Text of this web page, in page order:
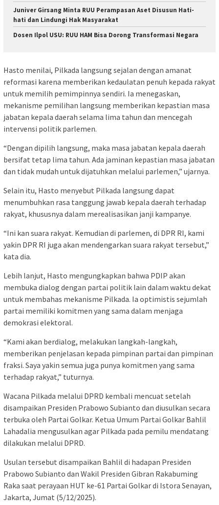
Juniver Girsang Minta RUU Perampasan Aset Disusun Hati-
hati dan Lindungi Hak Masyarakat
Dosen Ilpol USU: RUU HAM Bisa Dorong Transformasi Negara
Hasto menilai, Pilkada langsung sejalan dengan amanat
reformasi karena memberikan kedaulatan penuh kepada rakyat
untuk memilih pemimpinnya sendiri. Ia menegaskan,
mekanisme pemilihan langsung memberikan kepastian masa
jabatan kepala daerah selama lima tahun dan mencegah
intervensi politik parlemen.
“Dengan dipilih langsung, maka masa jabatan kepala daerah
bersifat tetap lima tahun. Ada jaminan kepastian masa jabatan
dan tidak mudah untuk dijatuhkan melalui parlemen,” ujarnya.
Selain itu, Hasto menyebut Pilkada langsung dapat
menumbuhkan rasa tanggung jawab kepala daerah terhadap
rakyat, khususnya dalam merealisasikan janji kampanye.
“Ini kan suara rakyat. Kemudian di parlemen, di DPR RI, kami
yakin DPR RI juga akan mendengarkan suara rakyat tersebut,”
kata dia.
Lebih lanjut, Hasto mengungkapkan bahwa PDIP akan
membuka dialog dengan partai politik lain dalam waktu dekat
untuk membahas mekanisme Pilkada. Ia optimistis sejumlah
partai memiliki komitmen yang sama dalam menjaga
demokrasi elektoral.
“Kami akan berdialog, melakukan langkah-langkah,
memberikan penjelasan kepada pimpinan partai dan pimpinan
fraksi. Saya yakin semua juga punya komitmen yang sama
terhadap rakyat,” tuturnya.
Wacana Pilkada melalui DPRD kembali mencuat setelah
disampaikan Presiden Prabowo Subianto dan diusulkan secara
terbuka oleh Partai Golkar. Ketua Umum Partai Golkar Bahlil
Lahadalia mengusulkan agar Pilkada pada pemilu mendatang
dilakukan melalui DPRD.
Usulan tersebut disampaikan Bahlil di hadapan Presiden
Prabowo Subianto dan Wakil Presiden Gibran Rakabuming
Raka saat perayaan HUT ke-61 Partai Golkar di Istora Senayan,
Jakarta, Jumat (5/12/2025).